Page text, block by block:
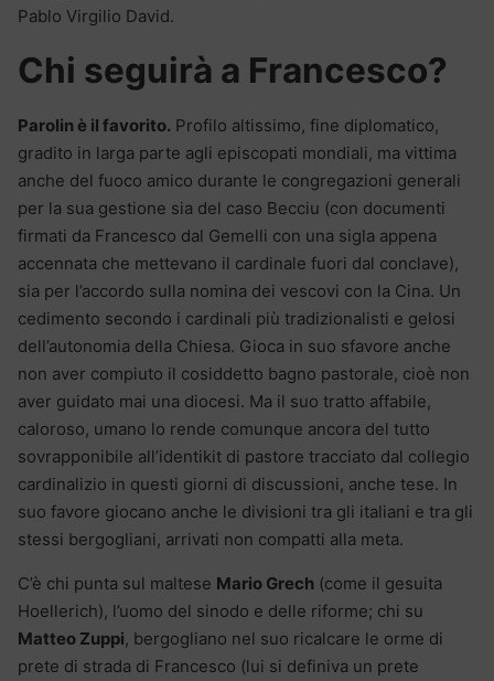
Pablo Virgilio David.
Chi seguirà a Francesco?
Parolin è il favorito. Profilo altissimo, fine diplomatico,
gradito in larga parte agli episcopati mondiali, ma vittima
anche del fuoco amico durante le congregazioni generali
per la sua gestione sia del caso Becciu (con documenti
firmati da Francesco dal Gemelli con una sigla appena
accennata che mettevano il cardinale fuori dal conclave),
sia per l’accordo sulla nomina dei vescovi con la Cina. Un
cedimento secondo i cardinali più tradizionalisti e gelosi
dell’autonomia della Chiesa. Gioca in suo sfavore anche
non aver compiuto il cosiddetto bagno pastorale, cioè non
aver guidato mai una diocesi. Ma il suo tratto affabile,
caloroso, umano lo rende comunque ancora del tutto
sovrapponibile all’identikit di pastore tracciato dal collegio
cardinalizio in questi giorni di discussioni, anche tese. In
suo favore giocano anche le divisioni tra gli italiani e tra gli
stessi bergogliani, arrivati non compatti alla meta.
C’è chi punta sul maltese Mario Grech (come il gesuita
Hoellerich), l’uomo del sinodo e delle riforme; chi su
Matteo Zuppi, bergogliano nel suo ricalcare le orme di
prete di strada di Francesco (lui si definiva un prete